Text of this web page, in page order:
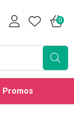
0
Promos